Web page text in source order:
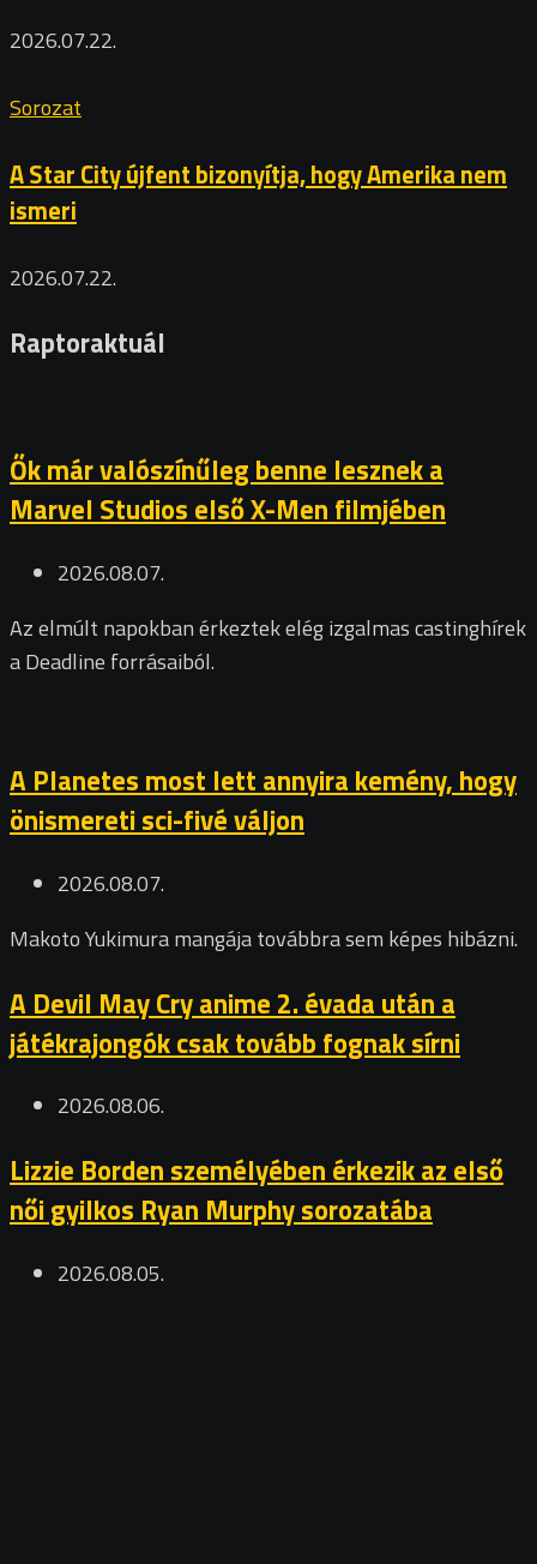
2026.07.22.
Sorozat
A Star City újfent bizonyítja, hogy Amerika nem
ismeri
2026.07.22.
Raptoraktuál
Ők már valószínűleg benne lesznek a
Marvel Studios első X-Men filmjében
2026.08.07.
Az elmúlt napokban érkeztek elég izgalmas castinghírek
a Deadline forrásaiból.
A Planetes most lett annyira kemény, hogy
önismereti sci-fivé váljon
2026.08.07.
Makoto Yukimura mangája továbbra sem képes hibázni.
A Devil May Cry anime 2. évada után a
játékrajongók csak tovább fognak sírni
2026.08.06.
Lizzie Borden személyében érkezik az első
női gyilkos Ryan Murphy sorozatába
2026.08.05.